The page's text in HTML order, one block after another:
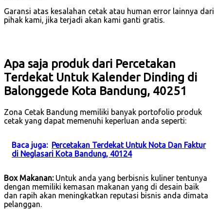
Garansi atas kesalahan cetak atau human error lainnya dari
pihak kami, jika terjadi akan kami ganti gratis.
Apa saja produk dari Percetakan
Terdekat Untuk Kalender Dinding di
Balonggede Kota Bandung, 40251
Zona Cetak Bandung memiliki banyak portofolio produk
cetak yang dapat memenuhi keperluan anda seperti:
Baca juga: Percetakan Terdekat Untuk Nota Dan Faktur
di Neglasari Kota Bandung, 40124
Box Makanan:Untuk anda yang berbisnis kuliner tentunya
dengan memiliki kemasan makanan yang di desain baik
dan rapih akan meningkatkan reputasi bisnis anda dimata
pelanggan.